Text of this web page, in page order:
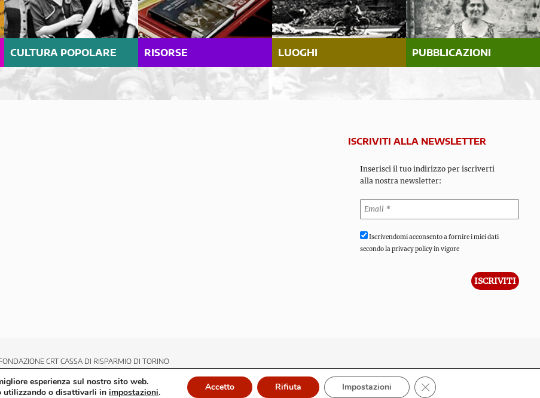
CULTURA POPOLARE RISORSE LUOGHI PUBBLICAZIONI
ISCRIVITI ALLA NEWSLETTER
Inserisci il tuo indirizzo per iscriverti
alla nostra newsletter:
Iscrivendomi acconsento a fornire i miei dati
secondo la privacy policy in vigore
CRT CASSA DI RISPARMIO DI TORINO
esperienza sul nostro sito web.
utilizzando o disattivarli inimpostazioni. Accetto Rifiuta Impostazioni Close GDPR Cookie Banner